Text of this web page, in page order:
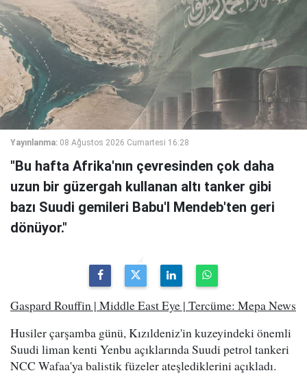
Yayınlanma: 08 Ağustos 2026 Cumartesi 16:28
"Bu hafta Afrika'nın çevresinden çok daha
uzun bir güzergah kullanan altı tanker gibi
bazı Suudi gemileri Babu'l Mendeb'ten geri
dönüyor."
Gaspard Rouffin | Middle East Eye | Tercüme: Mepa News
Husiler çarşamba günü, Kızıldeniz'in kuzeyindeki önemli
Suudi liman kenti Yenbu açıklarında Suudi petrol tankeri
NCC Wafaa'ya balistik füzeler ateşlediklerini açıkladı.